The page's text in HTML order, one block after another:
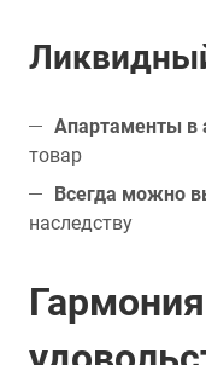
Апартаменты в
товар
Всегда можно
наследству